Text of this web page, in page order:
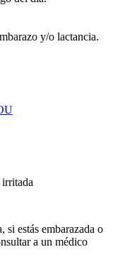
y/o lactancia.
si estás embarazada o
a un médico